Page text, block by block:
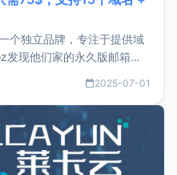
个独立品牌，专注于提供域
现他们家的永久版邮箱服
NameCrane。注册
接注册，必须要购买
2025-07-01